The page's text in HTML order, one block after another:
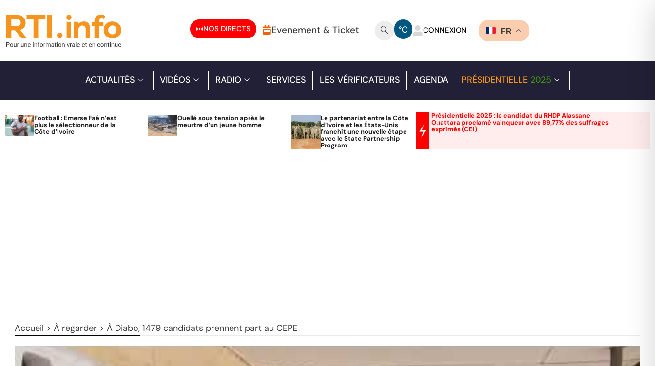
NOS DIRECTS Evenement & Ticket °C CONNEXION FR
ACTUALITÉS VIDÉOS RADIO SERVICES LES VÉRIFICATEURS AGENDA PRÉSIDENTIELLE 2025
Football : Emerse Faé n’est
plus le sélectionneur de la
Côte d’Ivoire
Ouellé sous tension après le
meurtre d’un jeune homme
Le partenariat entre la Côte
d’Ivoire et les États-Unis
franchit une nouvelle étape
avec le State Partnership
Program
Présidentielle 2025 : le candidat du RHDP Alassane
Ouattara proclamé vainqueur avec 89,77% des suffrages
exprimés (CEI)
Accueil > À regarder > À Diabo, 1479 candidats prennent part au CEPE